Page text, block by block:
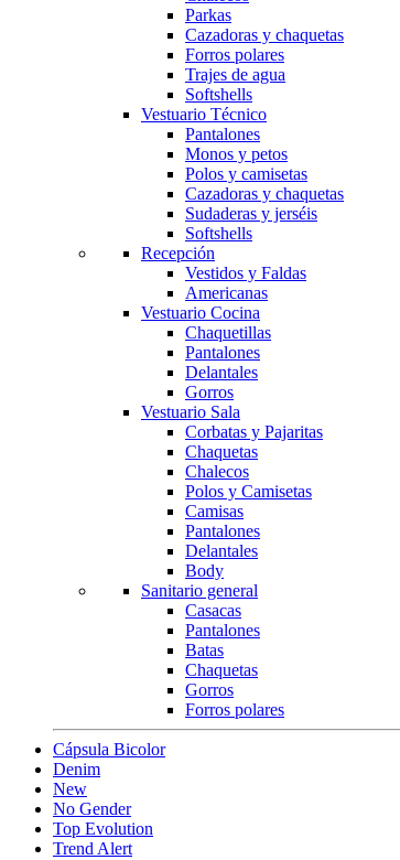
Parkas
Cazadoras y chaquetas
Forros polares
Trajes de agua
Softshells
Vestuario Técnico
Pantalones
Monos y petos
Polos y camisetas
Cazadoras y chaquetas
Sudaderas y jerséis
Softshells
Recepción
Vestidos y Faldas
Americanas
Vestuario Cocina
Chaquetillas
Pantalones
Delantales
Gorros
Vestuario Sala
Corbatas y Pajaritas
Chaquetas
Chalecos
Polos y Camisetas
Camisas
Pantalones
Delantales
Body
Sanitario general
Casacas
Pantalones
Batas
Chaquetas
Gorros
Forros polares
Cápsula Bicolor
Denim
New
No Gender
Top Evolution
Trend Alert